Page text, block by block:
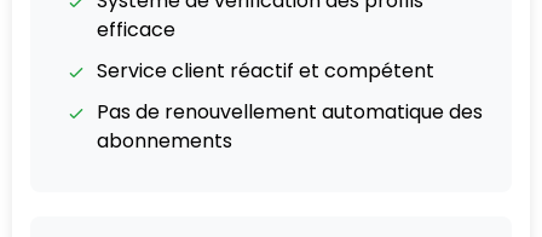
efficace
Service client réactif et compétent
Pas de renouvellement automatique des
abonnements